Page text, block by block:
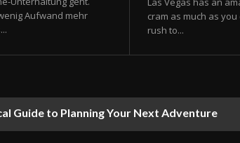
Aufwand mehr
cram as much as
rush to...
Guide to Planning Your Next Adventure